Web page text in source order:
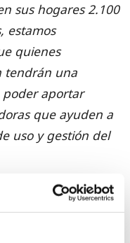
sus hogares 2.100
estamos
quienes
tendrán una
aportar
que ayuden a
uso y gestión del
Secundaria,